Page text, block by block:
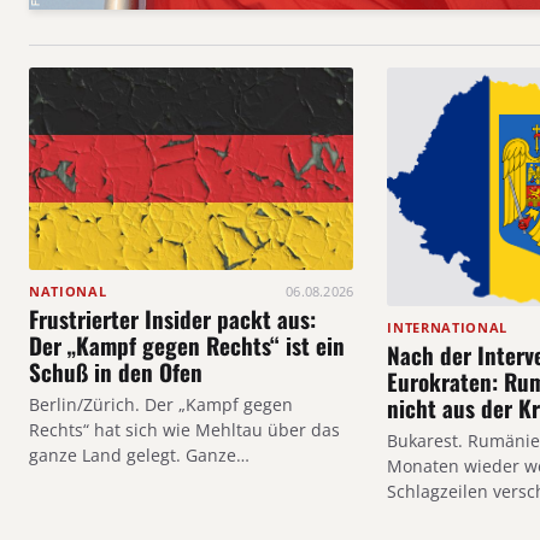
NATIONAL 06.08.2026
Frustrierter Insider packt aus:
Der „Kampf gegen Rechts“ ist ein
Schuß in den Ofen
Berlin/Zürich. Der „Kampf gegen
Rechts“ hat sich wie Mehltau über das
ganze Land gelegt. Ganze…
INTERNATIONAL
Nach der
Eurokraten:
nicht aus der
Bukarest.
Monaten wieder
Schlagzeilen